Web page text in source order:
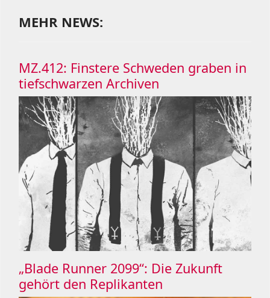
MEHR NEWS:
MZ.412: Finstere Schweden graben in
tiefschwarzen Archiven
„Blade Runner 2099“: Die Zukunft
gehört den Replikanten